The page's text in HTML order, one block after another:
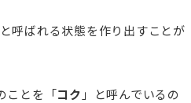
呼ばれる状態を作り出すことが
ことを「コク 」と呼んでいるの